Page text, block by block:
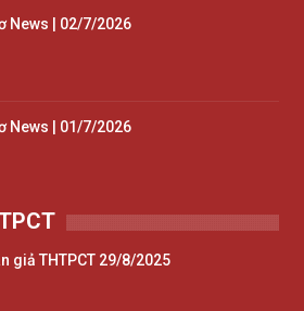
News | 02/7/2026
News | 01/7/2026
giả THTPCT 29/8/2025